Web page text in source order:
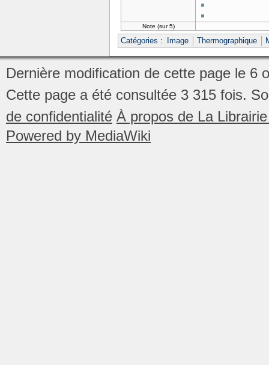
Note (sur 5)
Catégories : Image Thermographique
Dernière modification de cette page le 6
Cette page a été consultée 3 315 fois.
de confidentialité À propos de La
Powered by MediaWiki